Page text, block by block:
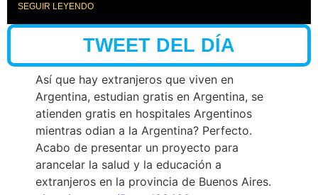
SEGUIR LEYENDO
TWEET DEL DÍA
Así que hay extranjeros que viven en
Argentina, estudian gratis en Argentina, se
atienden gratis en hospitales Argentinos
mientras odian a la Argentina? Perfecto.
Acabo de presentar un proyecto para
arancelar la salud y la educación a
extranjeros en la provincia de Buenos Aires.